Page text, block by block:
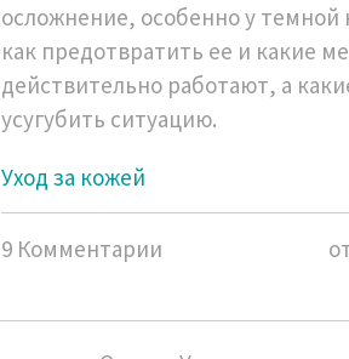
осложнение, особенно у темной
как предотвратить ее и какие
действительно работают, а
усугубить ситуацию.
Уход за кожей
9 Комментарии